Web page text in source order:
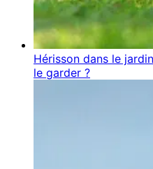
Hérisson dans le
le garder ?